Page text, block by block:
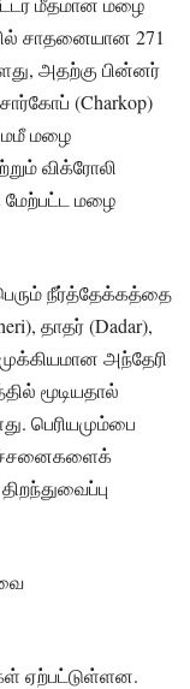
சாதனையான 271
அதற்கு பின்னர்
(Charkop)
மமீ மழை
விக்ரோலி
மேற்பட்ட மழை
நீர்த்தேக்கத்தை
தாதர் (Dadar),
அந்தேரி
மூடியதால்
பெரியமும்பை
ஏற்பட்டுள்ளன.